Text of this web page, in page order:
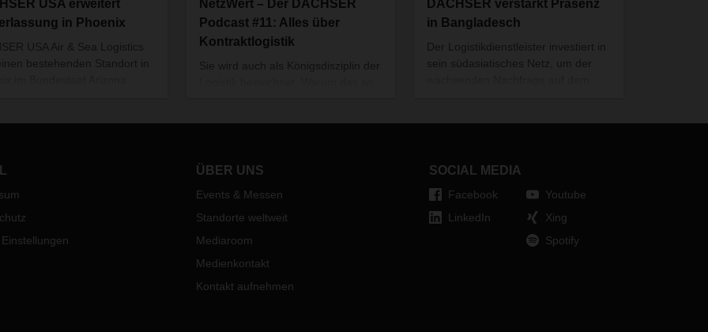
USA erweitert
in Phoenix
USA Air & Sea Logistics
bestehenden Standort in
US-Westküste.
NetzWert – Der DACHSER
Podcast #11: Alles über
Kontraktlogistik
Sie wird auch als Königsdisziplin der
Podcasts auf die Spur.
DACHSER verstärkt Präsenz
in Bangladesch
Der Logistikdienstleister investiert in
sein südasiatisches Netz, um der
ÜBER UNS
Events & Messen
Standorte weltweit
Mediaroom
Medienkontakt
Kontakt aufnehmen
SOCIAL MEDIA
Facebook
LinkedIn
Youtube
Xing
Spotify